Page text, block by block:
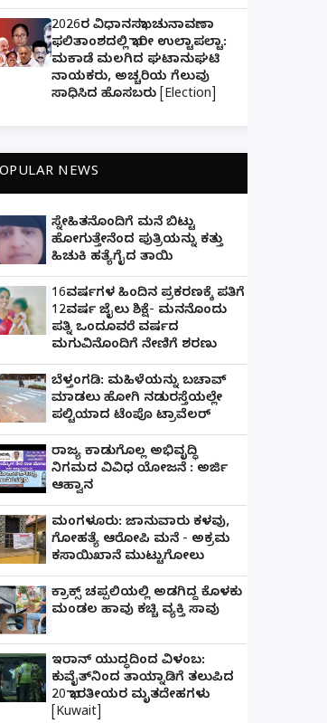
2026ರ ವಿಧಾನಸಭಾ ಚುನಾವಣಾ
ಫಲಿತಾಂಶದಲ್ಲಿ ಭಾರೀ ಉಲ್ಟಾಪಲ್ಟಾ:
ಮಕಾಡೆ ಮಲಗಿದ ಘಟಾನುಘಟಿ
ನಾಯಕರು, ಅಚ್ಚರಿಯ ಗೆಲುವು
ಸಾಧಿಸಿದ ಹೊಸಬರು [Election]
NEWS
ಸ್ನೇಹಿತನೊಂದಿಗೆ ಮನೆ ಬಿಟ್ಟು
ಹೋಗುತ್ತೇನೆಂದ ಪುತ್ರಿಯನ್ನು ಕತ್ತು
ಹಿಚುಕಿ ಹತ್ಯೆಗೈದ ತಾಯಿ
16ವರ್ಷಗಳ ಹಿಂದಿನ ಪ್ರಕರಣಕ್ಕೆ ಪತಿಗೆ
12ವರ್ಷ ಜೈಲು ಶಿಕ್ಷೆ- ಮನನೊಂದು
ಪತ್ನಿ ಒಂದೂವರೆ ವರ್ಷದ
ಮಗುವಿನೊಂದಿಗೆ ನೇಣಿಗೆ ಶರಣು
ಬೆಳ್ತಂಗಡಿ: ಮಹಿಳೆಯನ್ನು ಬಚಾವ್
ಮಾಡಲು ಹೋಗಿ ನಡುರಸ್ತೆಯಲ್ಲೇ
ಪಲ್ಟಿಯಾದ ಟೆಂಪೊ ಟ್ರಾವೆಲರ್
ರಾಜ್ಯ ಕಾಡುಗೊಲ್ಲ ಅಭಿವೃದ್ಧಿ
ನಿಗಮದ ವಿವಿಧ ಯೋಜನೆ : ಅರ್ಜಿ
ಆಹ್ವಾನ
ಮಂಗಳೂರು: ಜಾನುವಾರು ಕಳವು,
ಗೋಹತ್ಯೆ ಆರೋಪಿ ಮನೆ - ಅಕ್ರಮ
ಕಸಾಯಿಖಾನೆ ಮುಟ್ಟುಗೋಲು
ಕ್ರಾಕ್ಸ್ ಚಪ್ಪಲಿಯಲ್ಲಿ ಅಡಗಿದ್ದ ಕೊಳಕು
ಮಂಡಲ ಹಾವು ಕಚ್ಚಿ ವ್ಯಕ್ತಿ ಸಾವು
ಇರಾನ್ ಯುದ್ಧದಿಂದ ವಿಳಂಬ:
ಕುವೈತ್‌ನಿಂದ ತಾಯ್ನಾಡಿಗೆ ತಲುಪಿದ
20 ಭಾರತೀಯರ ಮೃತದೇಹಗಳು
[Kuwait]